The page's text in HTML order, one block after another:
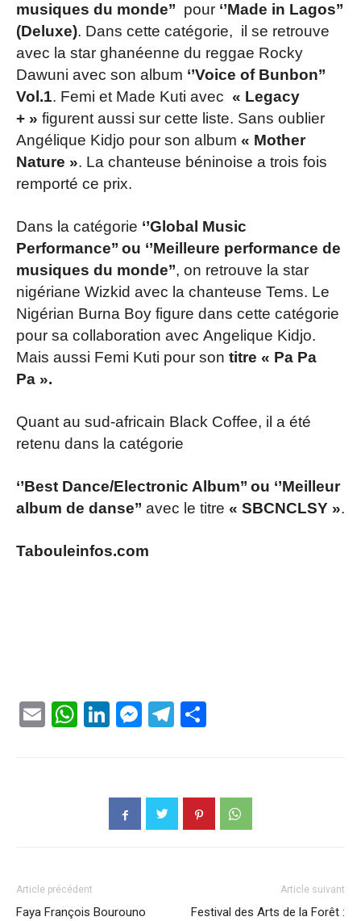
musiques du monde’’ pour ‘’Made in Lagos’’
(Deluxe). Dans cette catégorie, il se retrouve
avec la star ghanéenne du reggae Rocky
Dawuni avec son album ‘’Voice of Bunbon’’
Vol.1. Femi et Made Kuti avec « Legacy
+ » figurent aussi sur cette liste. Sans oublier
Angélique Kidjo pour son album « Mother
Nature ». La chanteuse béninoise a trois fois
remporté ce prix.
Dans la catégorie ‘’Global Music
Performance’’ ou ‘’Meilleure performance de
musiques du monde’’, on retrouve la star
nigériane Wizkid avec la chanteuse Tems. Le
Nigérian Burna Boy figure dans cette catégorie
pour sa collaboration avec Angelique Kidjo.
Mais aussi Femi Kuti pour son titre « Pa Pa
Pa ».
Quant au sud-africain Black Coffee, il a été
retenu dans la catégorie
‘’Best Dance/Electronic Album’’ ou ‘’Meilleur
album de danse’’ avec le titre « SBCNCLSY ».
Tabouleinfos.com
EmailWhatsApp
LinkedIn
Messenger
Telegram
Article précédent
Faya François Bourouno
Article suivant
Festival des Arts de la Forêt :